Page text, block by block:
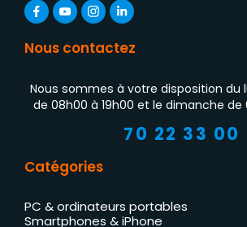
Nous contactez
Nous sommes à votre disposition du
de 08h00 à 19h00 et le dimanche de
70 22 33 00
Catégories
PC & ordinateurs portables
Smartphones & iPhone